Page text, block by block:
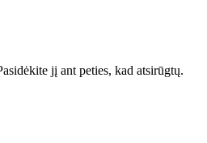
jį ant peties, kad atsirūgtų.